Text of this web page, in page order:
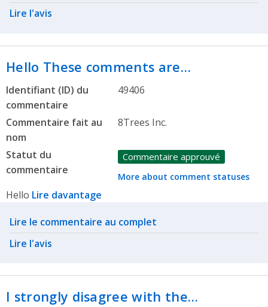
Lire l'avis
Hello These comments are…
Identifiant (ID) du
commentaire
49406
Commentaire fait au
nom
8Trees Inc.
Statut du
commentaire
Commentaire approuvé
More about comment statuses
Hello Lire davantage
Related actions
Lire le commentaire au complet
Lire l'avis
I strongly disagree with the…